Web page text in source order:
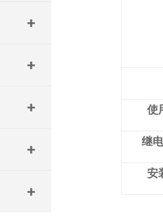
使
继
安